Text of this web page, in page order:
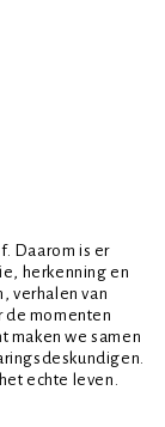
Daarom is er
herkenning en
verhalen van
de momenten
maken we samen
echte leven.